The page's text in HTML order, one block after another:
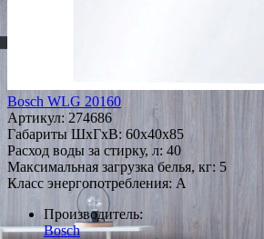
Bosch WLG 20160
Артикул: 274686
Габариты ШxГxВ: 60x40x85
Расход воды за стирку, л: 40
Максимальная загрузка белья, кг: 5
Класс энергопотребления: A
Производитель:
Bosch